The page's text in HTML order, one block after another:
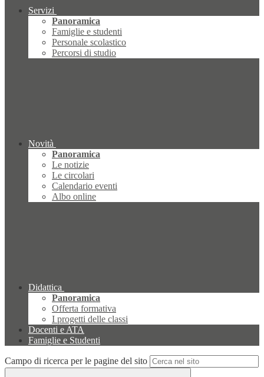
Servizi
Panoramica
Famiglie e studenti
Personale scolastico
Percorsi di studio
Novità
Panoramica
Le notizie
Le circolari
Calendario eventi
Albo online
Didattica
Panoramica
Offerta formativa
I progetti delle classi
Docenti e ATA
Famiglie e Studenti
Campo di ricerca per le pagine del sito